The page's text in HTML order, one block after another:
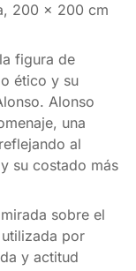
200 x 200 cm
figura de
ético y su
Alonso
una
al
su costado más
sobre el
por
y actitud